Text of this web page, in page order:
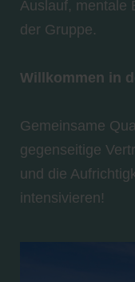
Auslauf, mentale
der Gruppe.
Willkommen in
Gemeinsame
gegenseitige
und die
intensivieren!